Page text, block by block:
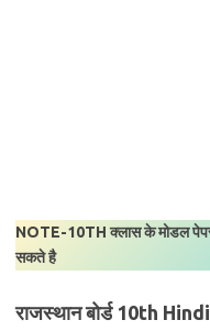
NOTE-10TH क्लास के मोडल
सकते है
राजस्थान बोर्ड 10th